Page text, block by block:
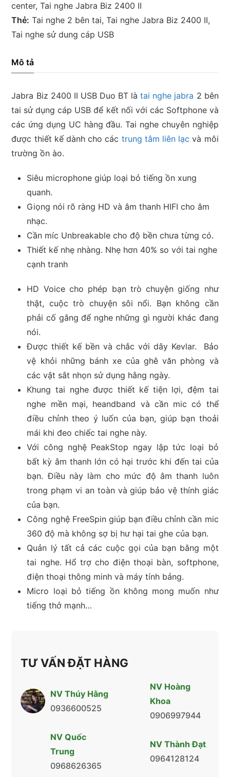
center,Tai nghe Jabra Biz 2400 II
Thẻ: Tai nghe 2 bên tai,Tai nghe Jabra Biz 2400 II,
Tai nghe sử dung cáp USB
Mô tả
Jabra Biz 2400 II USB Duo BT là tai nghe jabra 2 bên
tai sử dụng cáp USB để kết nối với các Softphone và
các ứng dụng UC hàng đầu. Tai nghe chuyên nghiệp
được thiết kế dành cho các trung tâm liên lạc và môi
trường ồn ào.
Siêu microphone giúp loại bỏ tiếng ồn xung
quanh.
Giọng nói rõ ràng HD và âm thanh HIFI cho âm
nhạc.
Cần míc Unbreakable cho độ bền chưa từng có.
Thiết kế nhẹ nhàng. Nhẹ hơn 40% so với tai nghe
cạnh tranh
HD Voice cho phép bạn trò chuyện giống như
thật, cuộc trò chuyện sôi nổi. Bạn không cần
phải cố gắng để nghe những gì người khác đang
nói.
Được thiết kế bền và chắc với dây Kevlar. Bảo
vệ khỏi những bánh xe của ghê văn phòng và
các vật sắt nhọn sử dụng hằng ngày.
Khung tai nghe được thiết kế tiện lợi, đệm tai
nghe mền mại, heandband và cần mic có thể
điều chỉnh theo ý luốn của bạn, giúp bạn thoải
mái khi đeo chiếc tai nghe này.
Với công nghệ PeakStop ngay lập tức loại bỏ
bất kỳ âm thanh lớn có hại trước khi đến tai của
bạn. Điều này làm cho mức độ âm thanh luôn
trong phạm vi an toàn và giúp bảo vệ thính giác
của bạn.
Công nghệ FreeSpin giúp bạn điều chỉnh cần mic
360 độ mà không sợ bị hư hại tai ghe của bạn.
Quản lý tất cả các cuộc gọi của bạn bằng một
tai nghe. Hổ trợ cho điện thoại bàn, softphone,
điện thoại thông minh và máy tính bảng.
Micro loại bỏ tiếng ồn không mong muốn như
tiếng thở mạnh…
TƯ VẤN ĐẶT HÀNG
NV Thúy Hằng
0936600525
NV Hoàng
Khoa
0906997944
NV Quốc
Trung
0968626365
NV Thành Đạt
0964128124